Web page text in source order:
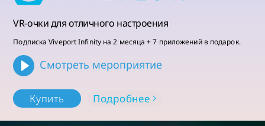
VIVE
VR-очки для отличного настроения
Подписка Viveport Infinity на 2 месяца + 7 приложений в подарок.
Смотреть мероприятие
Купить Подробнее